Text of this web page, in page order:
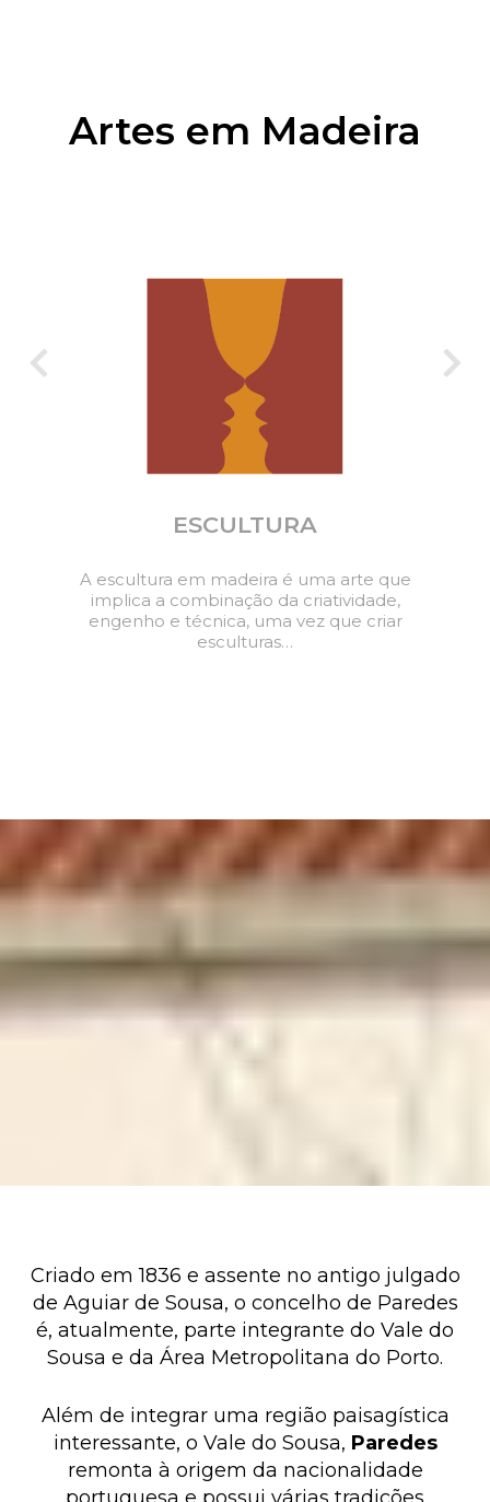
Artes em Madeira
TALHA
A Talha é a técnica de esculpir a madeira,
que pode posteriormente ser revestida por
uma película de ouro, dando origem à talha
dourada…
Criado em 1836 e assente no antigo julgado
de Aguiar de Sousa, o concelho de Paredes
é, atualmente, parte integrante do Vale do
Sousa e da Área Metropolitana do Porto.
Além de integrar uma região paisagística
interessante, o Vale do Sousa, Paredes
remonta à origem da nacionalidade